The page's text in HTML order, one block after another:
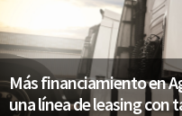
Más financiamiento en
una línea de leasing con